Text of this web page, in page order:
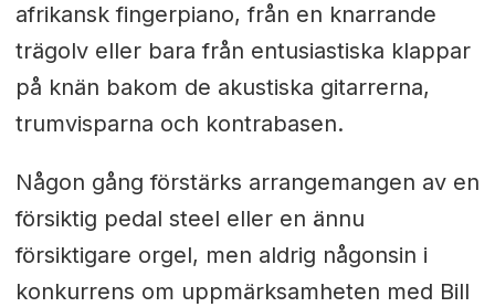
afrikansk fingerpiano, från en knarrande
trägolv eller bara från entusiastiska klappar
på knän bakom de akustiska gitarrerna,
trumvisparna och kontrabasen.
Någon gång förstärks arrangemangen av en
försiktig pedal steel eller en ännu
försiktigare orgel, men aldrig någonsin i
konkurrens om uppmärksamheten med Bill